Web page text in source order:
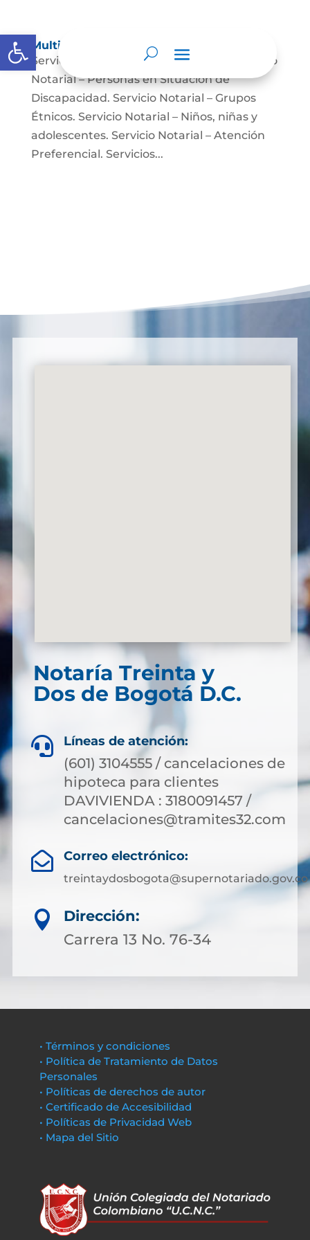
Abrir barra de herramientas
Multimedia
Servicio Notarial – Fuerzas Militares. Servicio
Notarial – Personas en Situación de
Discapacidad. Servicio Notarial – Grupos
Étnicos. Servicio Notarial – Niños, niñas y
adolescentes. Servicio Notarial – Atención
Preferencial. Servicios...
Notaría Treinta y
Dos de Bogotá D.C.
 Líneas de atención:
(601) 3104555 / cancelaciones de
hipoteca para clientes
DAVIVIENDA : 3180091457 /
cancelaciones@tramites32.com
 Correo electrónico:
treintaydosbogota@supernotariado.gov.co

Dirección:
Carrera 13 No. 76-34
• Términos y condiciones
• Política de Tratamiento de Datos
Personales
• Políticas de derechos de autor
• Certificado de Accesibilidad
• Políticas de Privacidad Web
• Mapa del Sitio